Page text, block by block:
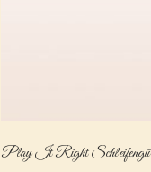
Play It Right